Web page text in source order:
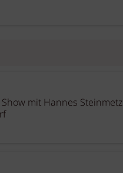
mit Hannes Steinmetz